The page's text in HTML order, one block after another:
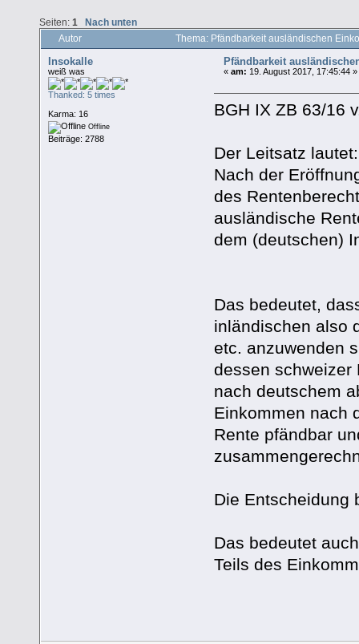
Seiten: 1 Nach unten
Autor Thema: Pfändbarkeit ausländischen
Insokalle
weiß was
Thanked: 5 times
Karma: 16
Offline
Beiträge: 2788
Pfändbarkeit
«am: 19. August 2017, 17:45:44 »
BGH IX ZB 63/16
Der Leitsatz lautet:
Nach der
des
ausländische
dem (deutschen)
Das bedeutet,
inländischen also
etc. anzuwenden
dessen schweizer
nach deutschem
Einkommen nach
Rente pfändbar
Die Entscheidung
Das bedeutet
Teils des